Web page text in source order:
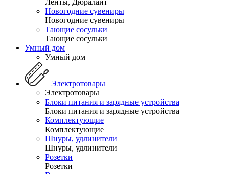
Ленты, Дюралайт
Новогодние сувениры
Новогодние сувениры
Тающие сосульки
Тающие сосульки
Умный дом
Умный дом
Электротовары
Электротовары
Блоки питания и зарядные устройства
Блоки питания и зарядные устройства
Комплектующие
Комплектующие
Шнуры, удлинители
Шнуры, удлинители
Розетки
Розетки